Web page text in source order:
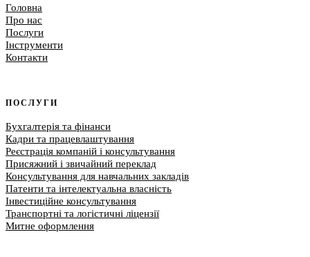
Головна
Про нас
Послуги
Інструменти
Контакти
ПОСЛУГИ
Бухгалтерія та фінанси
Кадри та працевлаштування
Реєстрація компаній і консультування
Присяжний і звичайний переклад
Консультування для навчальних закладів
Патенти та інтелектуальна власність
Інвестиційне консультування
Транспортні та логістичні ліцензії
Митне оформлення